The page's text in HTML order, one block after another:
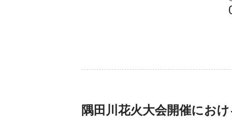
隅田川花火大会開催にお